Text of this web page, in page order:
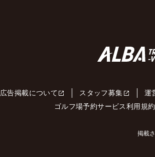
広告掲載について スタッフ募集
運
ゴルフ場予約サービス利用規約
掲載